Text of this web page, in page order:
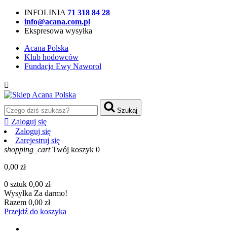
INFOLINIA 71 318 84 28
info@acana.com.pl
Ekspresowa wysyłka
Acana Polska
Klub hodowców
Fundacja Ewy Naworol

Szukaj
 Zaloguj się
Zaloguj się
Zarejestruj się
shopping_cart Twój koszyk 0
0,00 zł
0 sztuk 0,00 zł
Wysyłka Za darmo!
Razem 0,00 zł
Przejdź do koszyka